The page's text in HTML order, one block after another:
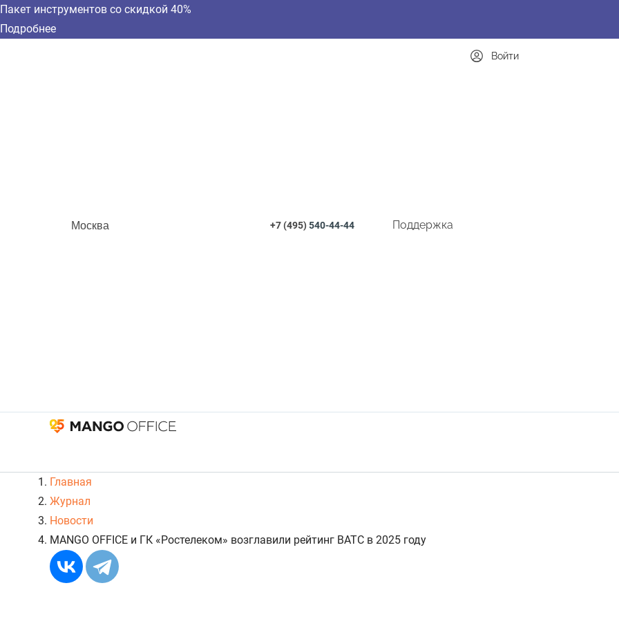
Пакет инструментов со скидкой 40%
Подробнее
Москва +7 (495)540-44-44 Поддержка
Войти
Главная
Журнал
Новости
MANGO OFFICE и ГК «Ростелеком» возглавили рейтинг ВАТС в 2025 году